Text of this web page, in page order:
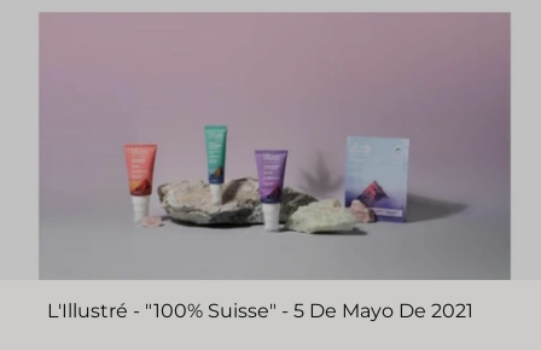
L'Illustré - "100% Suisse" - 5 De Mayo De 2021